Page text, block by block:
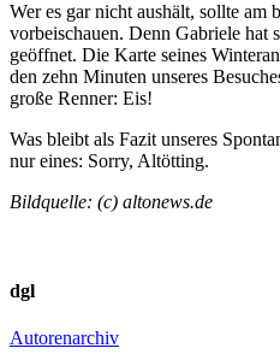
Wer es gar nicht aushält, sollte am
vorbeischauen. Denn Gabriele hat
geöffnet. Die Karte seines
den zehn Minuten unseres
große Renner: Eis!
Was bleibt als Fazit unseres
nur eines: Sorry, Altötting.
Bildquelle: (c) altonews.de
dgl
Autorenarchiv